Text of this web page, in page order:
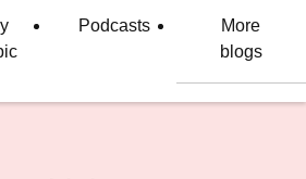
Podcasts
More
blogs